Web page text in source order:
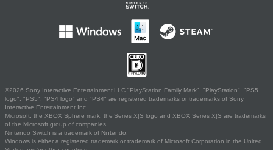
©2026 Sony Interactive Entertainment LLC."PlayStation Family Mark", "PlayStation", "PS5
logo", "PS5", "PS4 logo" and "PS4" are registered trademarks or trademarks of Sony
Interactive Entertainment Inc.
Microsoft, the XBOX Sphere mark, the Series X|S logo and XBOX Series X|S are trademarks
of the Microsoft group of companies.
Nintendo Switch is a trademark of Nintendo.
Windows is either a registered trademark or trademark of Microsoft Corporation in the United